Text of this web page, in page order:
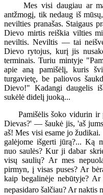
Mes visi daugiau ar
antžmogį, tik nedaug iš
nevilties pranašas. Staigaus
Dievo mirtis reiškia vilties
neviltis. Neviltis — tai
Dievo rytojus, kurį jis
terminais. Turiu mintyje
apie aną pamišėlį, kuris
turgavietę, be paliovos
Dievo!" Kadangi daugelis
sukėlė didelį juoką...
Pamišėlis šoko vidurin ir
Dievas?' — šaukė jis, 'aš
aš! Mes visi esame jo
galėjome išgerti jūrą?... Ką
nuo saulės? Kur ji dabar
visų saulių? Ar mes
pirmyn, į visas puses? Ar
kaip begalinėje nebūtyje?
nepasidaro šalčiau? Ar naktis